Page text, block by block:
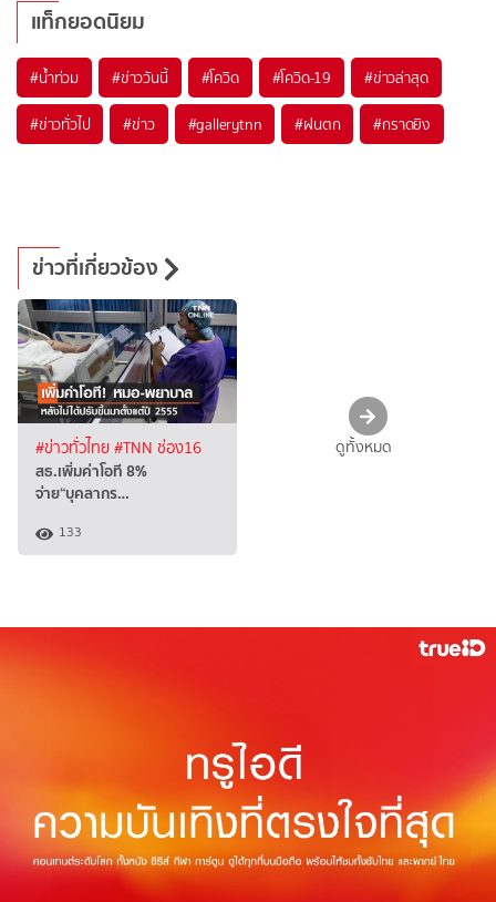
แท็กยอดนิยม
#น้ำท่วม #ข่าววันนี้ #โควิด #โควิด-19 #ข่าวล่าสุด
#ข่าวทั่วไป #ข่าว #gallerytnn #ฝนตก #กราดยิง
ข่าวที่เกี่ยวข้อง
#ข่าวทั่วไทย#TNN ช่อง16
สธ.เพิ่มค่าโอที 8%
จ่าย“บุคลากร…
133
ดูทั้งหมด